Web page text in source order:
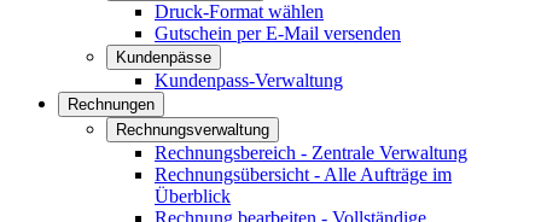
Druck-Format wählen
Gutschein per E-Mail versenden
Kundenpässe
Kundenpass-Verwaltung
Rechnungen
Rechnungsverwaltung
Rechnungsbereich - Zentrale Verwaltung
Rechnungsübersicht - Alle Aufträge im
Überblick
Rechnung bearbeiten - Vollständige